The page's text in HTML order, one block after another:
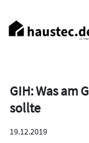
zum
Inhalt
GIH: Was am
sollte
19.12.2019